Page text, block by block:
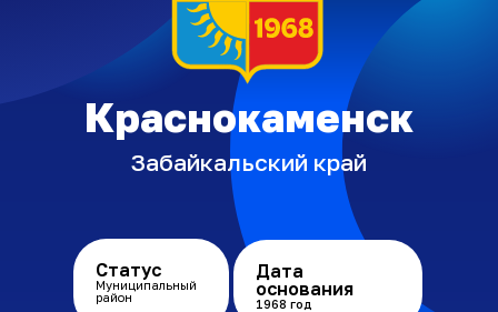
Краснокаменск
Забайкальский край
Статус
Муниципальный
район
Дата
основания
1968 год